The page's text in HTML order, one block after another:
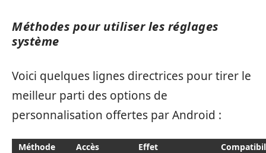
Méthodes pour utiliser les réglages
système
Voici quelques lignes directrices pour tirer le
meilleur parti des options de
personnalisation offertes par Android :
Méthode Accès Effet